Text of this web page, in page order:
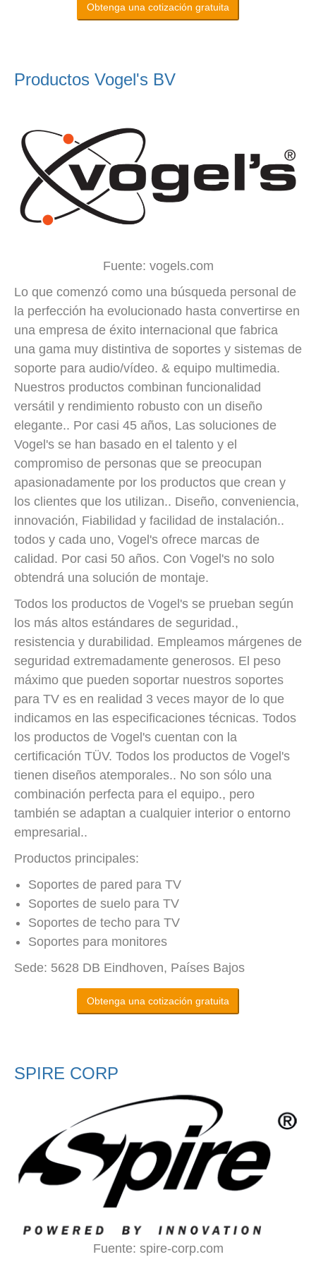
Obtenga una cotización gratuita
Productos Vogel's BV
Fuente: vogels.com
Lo que comenzó como una búsqueda personal de
la perfección ha evolucionado hasta convertirse en
una empresa de éxito internacional que fabrica
una gama muy distintiva de soportes y sistemas de
soporte para audio/vídeo. & equipo multimedia.
Nuestros productos combinan funcionalidad
versátil y rendimiento robusto con un diseño
elegante.. Por casi 45 años, Las soluciones de
Vogel's se han basado en el talento y el
compromiso de personas que se preocupan
apasionadamente por los productos que crean y
los clientes que los utilizan.. Diseño, conveniencia,
innovación, Fiabilidad y facilidad de instalación..
todos y cada uno, Vogel's ofrece marcas de
calidad. Por casi 50 años. Con Vogel's no solo
obtendrá una solución de montaje.
Todos los productos de Vogel's se prueban según
los más altos estándares de seguridad.,
resistencia y durabilidad. Empleamos márgenes de
seguridad extremadamente generosos. El peso
máximo que pueden soportar nuestros soportes
para TV es en realidad 3 veces mayor de lo que
indicamos en las especificaciones técnicas. Todos
los productos de Vogel's cuentan con la
certificación TÜV. Todos los productos de Vogel's
tienen diseños atemporales.. No son sólo una
combinación perfecta para el equipo., pero
también se adaptan a cualquier interior o entorno
empresarial..
Productos principales:
Soportes de pared para TV
Soportes de suelo para TV
Soportes de techo para TV
Soportes para monitores
Sede: 5628 DB Eindhoven, Países Bajos
Obtenga una cotización gratuita
SPIRE CORP
Fuente: spire-corp.com